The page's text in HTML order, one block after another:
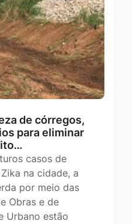
de córregos,
para eliminar
casos de
na cidade, a
por meio das
Obras e de
Urbano estão